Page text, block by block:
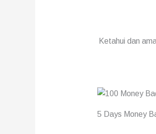
Ketahui dan
5 Days Money